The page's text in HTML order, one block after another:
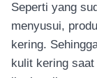
Seperti yang
menyusui,
kering.
kulit kering